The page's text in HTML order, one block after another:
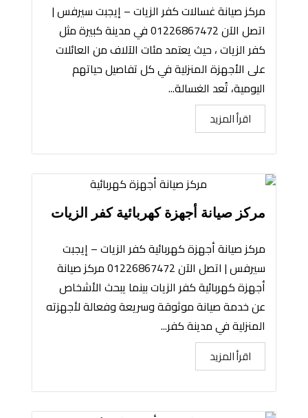
مركز صيانة غسالات كفر الزيات – إيجبت سيرفس |
اتصل الآن 01226867472 في مدينة كبيرة مثل
كفر الزيات ، حيث يعتمد مئات الآلاف من العائلات
على الأجهزة المنزلية في كل تفاصيل حياتهم
اليومية، تُعد الغسالة...
اقرأ المزيد
مركز صيانة أجهزة كهربائية كفر الزيات
مركز صيانة أجهزة كهربائية كفر الزيات – إيجبت
سيرفس | اتصل الآن 01226867472 مركز صيانة
أجهزة كهربائية كفر الزيات بينما يبحث الأشخاص
عن خدمة صيانة موثوقة وسريعة وفعالة لأجهزته
المنزلية في مدينة كفر...
اقرأ المزيد